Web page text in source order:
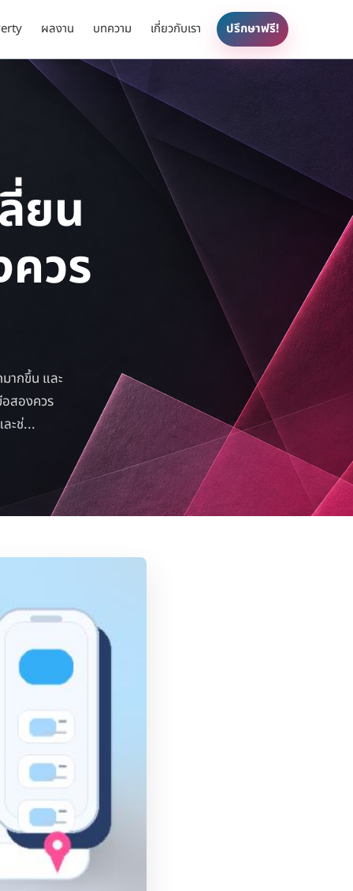
ผลงาน บทความ เกี่ยวกับเรา ปรึกษาฟรี!
ยน
วร
ากขึ้น และ
สองควร
ละช่...